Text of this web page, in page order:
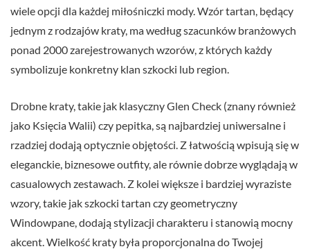
wiele opcji dla każdej miłośniczki mody. Wzór tartan, będący
jednym z rodzajów kraty, ma według szacunków branżowych
ponad 2000 zarejestrowanych wzorów, z których każdy
symbolizuje konkretny klan szkocki lub region.
Drobne kraty, takie jak klasyczny Glen Check (znany również
jako Księcia Walii) czy pepitka, są najbardziej uniwersalne i
rzadziej dodają optycznie objętości. Z łatwością wpisują się w
eleganckie, biznesowe outfity, ale równie dobrze wyglądają w
casualowych zestawach. Z kolei większe i bardziej wyraziste
wzory, takie jak szkocki tartan czy geometryczny
Windowpane, dodają stylizacji charakteru i stanowią mocny
akcent. Wielkość kraty była proporcjonalna do Twojej